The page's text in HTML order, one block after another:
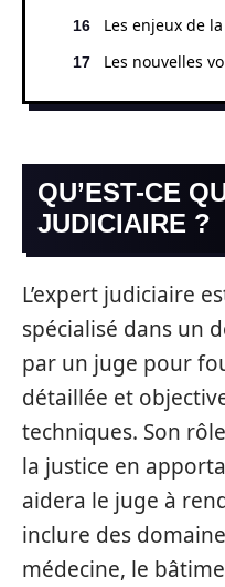
Les enjeux de
Les nouvelles
QU’EST-CE
JUDICIAIRE ?
L’expert judiciaire
spécialisé dans un
par un juge pour
détaillée et
techniques. Son
la justice en
aidera le juge à
inclure des
médecine, le